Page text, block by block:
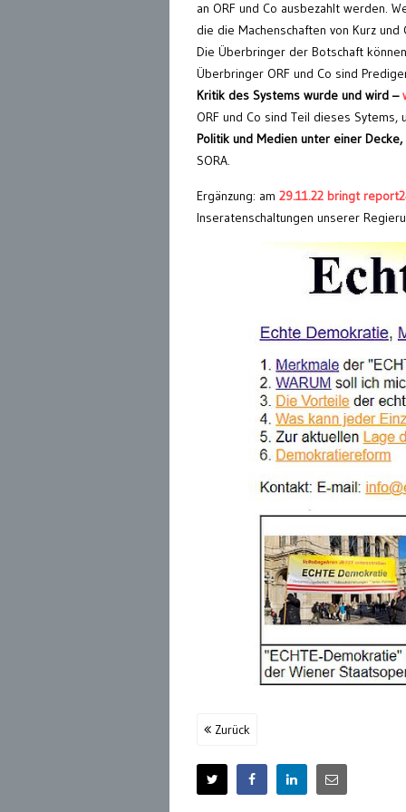
an ORF und Co ausbezahlt werden.
die die Machenschaften von Kurz
Die Überbringer der Botschaft
Überbringer ORF und Co sind
Kritik des Systems wurde und wird –
ORF und Co sind Teil dieses
Politik und Medien unter einer
SORA.
Ergänzung: am 29.11.22 bringt
Inseratenschaltungen unserer
Zurück